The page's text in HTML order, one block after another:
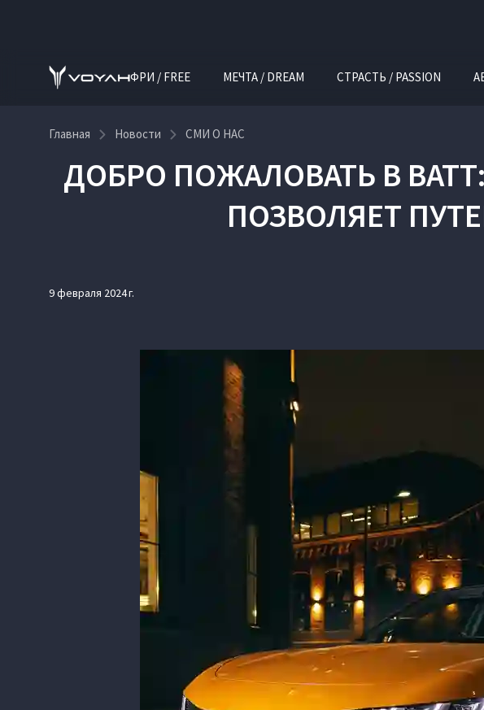
ФРИ / FREE МЕЧТА / DREAM СТРАСТЬ / PASSION
Главная Новости СМИ О НАС
ДОБРО ПОЖАЛОВАТЬ В
ПОЗВОЛЯЕТ
9 февраля 2024 г.